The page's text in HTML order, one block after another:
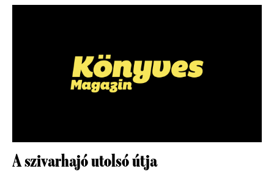
A szivarhajó utolsó útja